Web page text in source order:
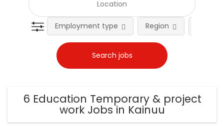
Employment type Region
6 Education Temporary & project
work Jobs in Kainuu